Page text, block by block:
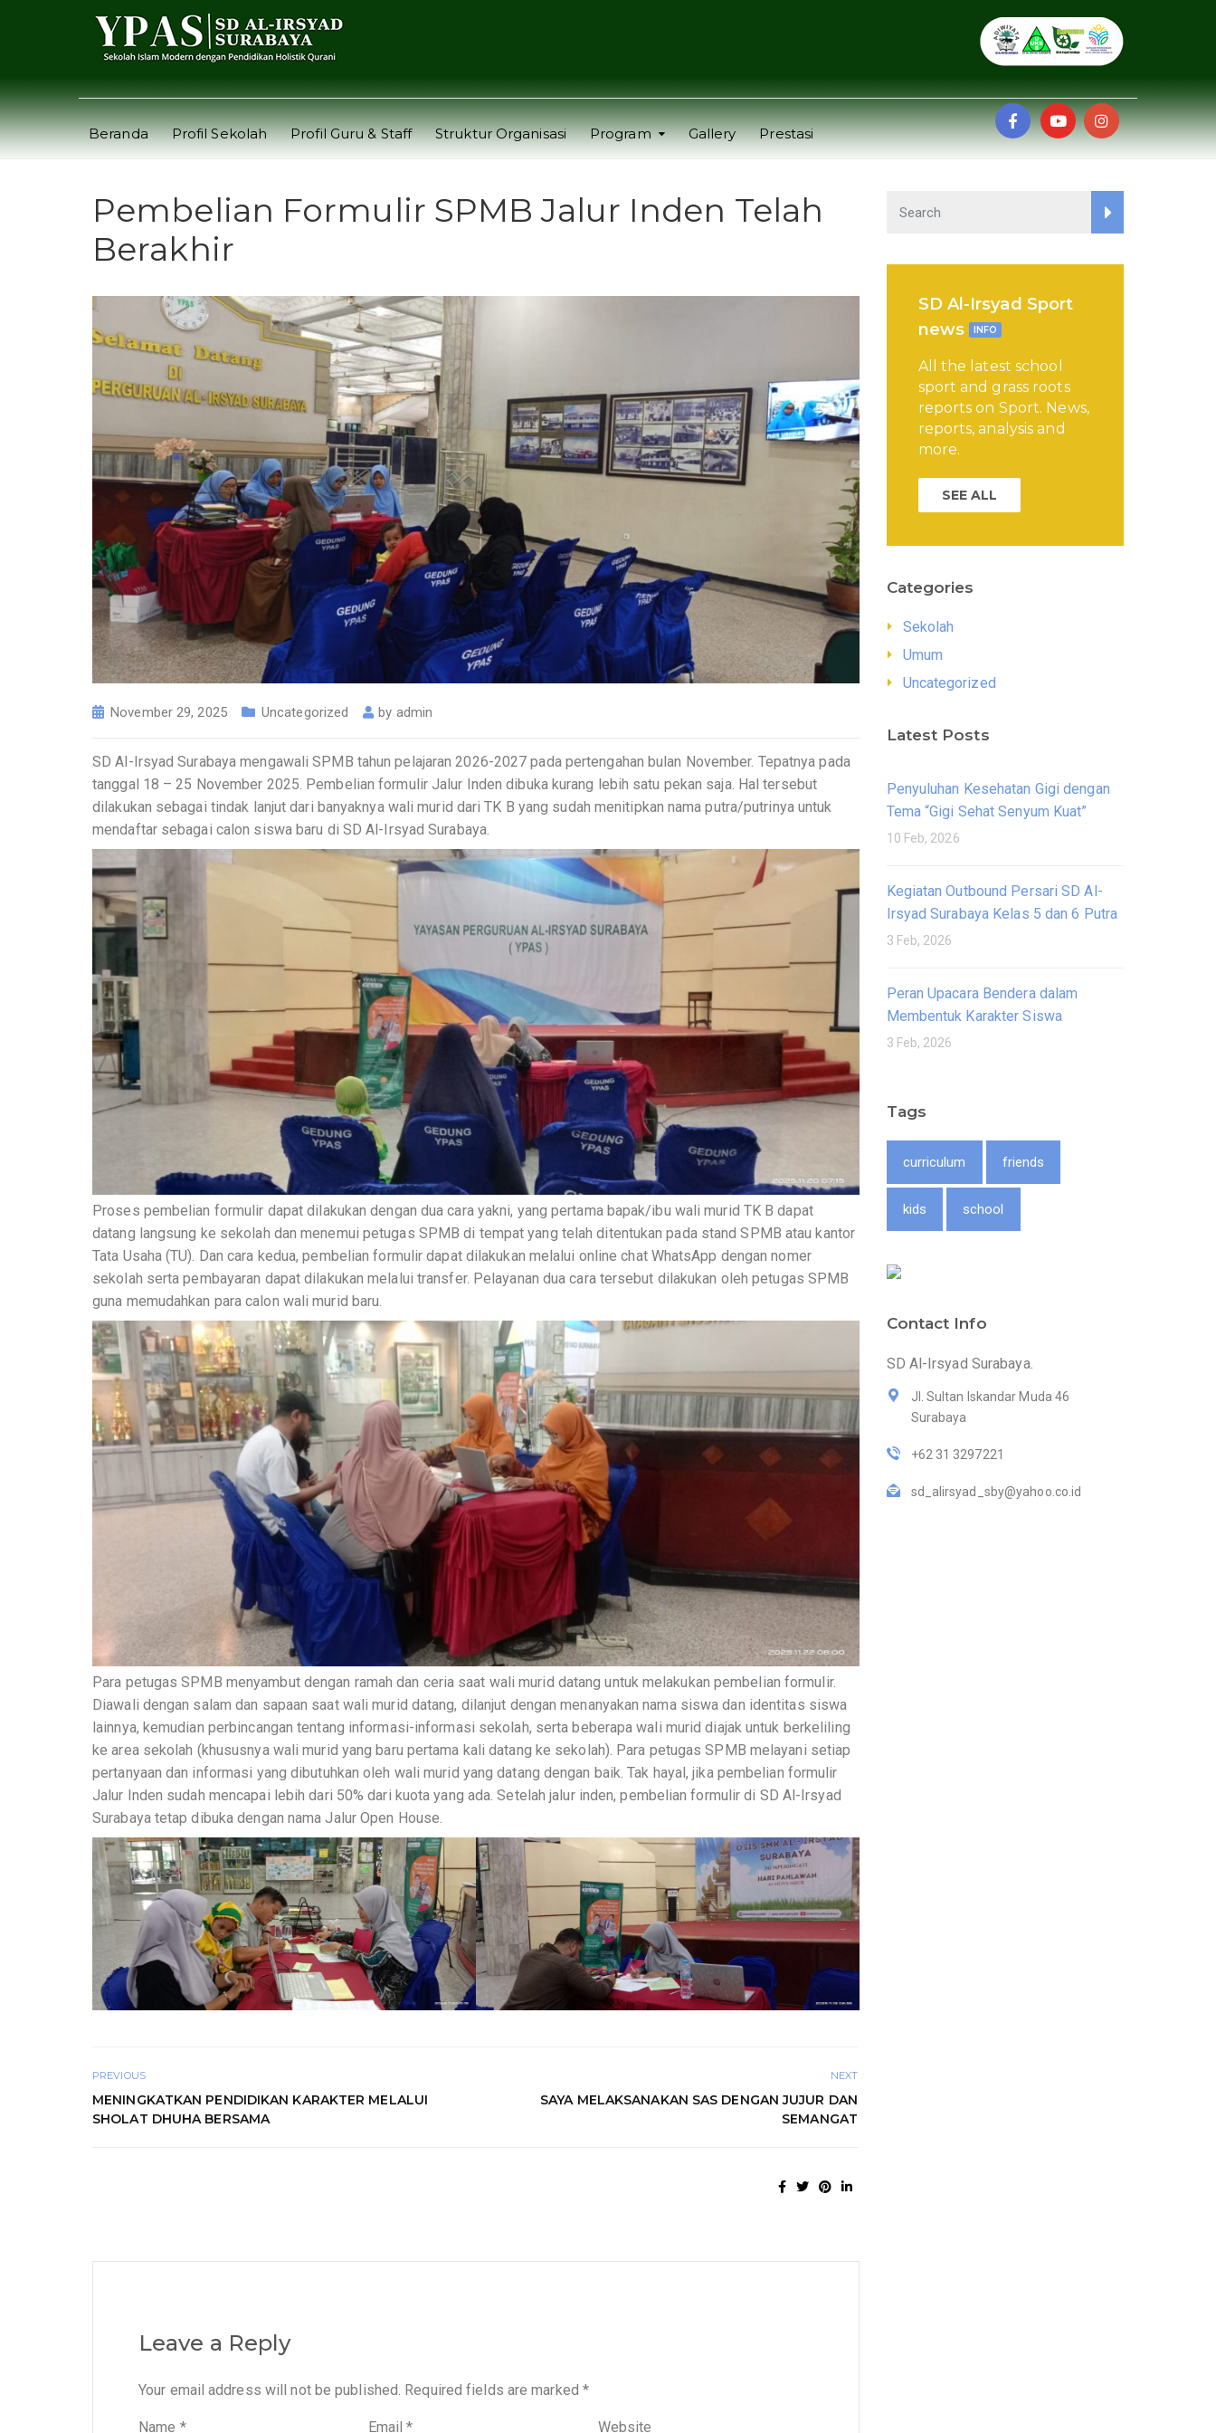
Beranda Profil Sekolah Profil Guru & Staff Struktur Organisasi Program Gallery Prestasi
Pembelian Formulir SPMB Jalur Inden Telah
Berakhir
November 29, 2025 Uncategorized by admin
SD Al-Irsyad Surabaya mengawali SPMB tahun pelajaran 2026-2027 pada pertengahan bulan November. Tepatnya pada
tanggal 18 – 25 November 2025. Pembelian formulir Jalur Inden dibuka kurang lebih satu pekan saja. Hal tersebut
dilakukan sebagai tindak lanjut dari banyaknya wali murid dari TK B yang sudah menitipkan nama putra/putrinya untuk
mendaftar sebagai calon siswa baru di SD Al-Irsyad Surabaya.
Proses pembelian formulir dapat dilakukan dengan dua cara yakni, yang pertama bapak/ibu wali murid TK B dapat
datang langsung ke sekolah dan menemui petugas SPMB di tempat yang telah ditentukan pada stand SPMB atau kantor
Tata Usaha (TU). Dan cara kedua, pembelian formulir dapat dilakukan melalui online chat WhatsApp dengan nomer
sekolah serta pembayaran dapat dilakukan melalui transfer. Pelayanan dua cara tersebut dilakukan oleh petugas SPMB
guna memudahkan para calon wali murid baru.
Para petugas SPMB menyambut dengan ramah dan ceria saat wali murid datang untuk melakukan pembelian formulir.
Diawali dengan salam dan sapaan saat wali murid datang, dilanjut dengan menanyakan nama siswa dan identitas siswa
lainnya, kemudian perbincangan tentang informasi-informasi sekolah, serta beberapa wali murid diajak untuk berkeliling
ke area sekolah (khususnya wali murid yang baru pertama kali datang ke sekolah). Para petugas SPMB melayani setiap
pertanyaan dan informasi yang dibutuhkan oleh wali murid yang datang dengan baik. Tak hayal, jika pembelian formulir
Jalur Inden sudah mencapai lebih dari 50% dari kuota yang ada. Setelah jalur inden, pembelian formulir di SD Al-Irsyad
Surabaya tetap dibuka dengan nama Jalur Open House.
PREVIOUS
MENINGKATKAN PENDIDIKAN KARAKTER MELALUI
SHOLAT DHUHA BERSAMA
NEXT
SAYA MELAKSANAKAN SAS DENGAN JUJUR DAN
SEMANGAT
Leave a Reply
Your email address will not be published. Required fields are marked *
Name * Email* Website
SD Al-Irsyad Sport
news
INFO
All the latest school
sport and grass roots
reports on Sport. News,
reports, analysis and
more.
SEE ALL
Categories
Sekolah
Umum
Uncategorized
Latest Posts
Penyuluhan Kesehatan Gigi dengan
Tema “Gigi Sehat Senyum Kuat”
10 Feb, 2026
Kegiatan Outbound Persari SD Al-
Irsyad Surabaya Kelas 5 dan 6 Putra
3 Feb, 2026
Peran Upacara Bendera dalam
Membentuk Karakter Siswa
3 Feb, 2026
Tags
curriculum friends
kids school
Contact Info
SD Al-Irsyad Surabaya.
Jl. Sultan Iskandar Muda 46
Surabaya
+62 31 3297221
sd_alirsyad_sby@yahoo.co.id